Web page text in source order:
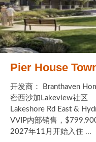
Pier House
开发商： Branthaven
密西沙加Lakeview社区
Lakeshore Rd East &
VVIP内部销售，
2027年11月开始入住 ...